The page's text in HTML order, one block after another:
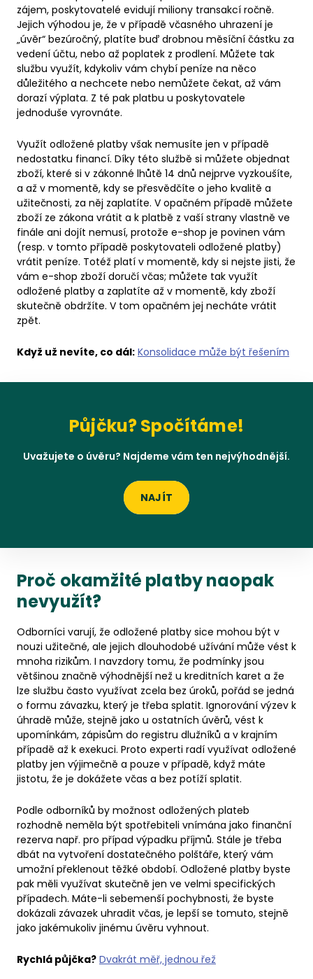
zájem, poskytovatelé evidují miliony transakcí ročně.
Jejich výhodou je, že v případě včasného uhrazení je
„úvěr“ bezúročný, platíte buď drobnou měsíční částku za
vedení účtu, nebo až poplatek z prodlení. Můžete tak
službu využít, kdykoliv vám chybí peníze na něco
důležitého a nechcete nebo nemůžete čekat, až vám
dorazí výplata. Z té pak platbu u poskytovatele
jednoduše vyrovnáte.
Využít odložené platby však nemusíte jen v případě
nedostatku financí. Díky této službě si můžete objednat
zboží, které si v zákonné lhůtě 14 dnů nejprve vyzkoušíte,
a až v momentě, kdy se přesvědčíte o jeho kvalitě a
užitečnosti, za něj zaplatíte. V opačném případě můžete
zboží ze zákona vrátit a k platbě z vaší strany vlastně ve
finále ani dojít nemusí, protože e-shop je povinen vám
(resp. v tomto případě poskytovateli odložené platby)
vrátit peníze. Totéž platí v momentě, kdy si nejste jisti, že
vám e-shop zboží doručí včas; můžete tak využít
odložené platby a zaplatíte až v momentě, kdy zboží
skutečně obdržíte. V tom opačném jej necháte vrátit
zpět.
Když už nevíte, co dál: Konsolidace může být řešením
Půjčku? Spočítáme!
Uvažujete o úvěru? Najdeme vám ten nejvýhodnější.
NAJÍT
Proč okamžité platby naopak
nevyužít?
Odborníci varují, že odložené platby sice mohou být v
nouzi užitečné, ale jejich dlouhodobé užívání může vést k
mnoha rizikům. I navzdory tomu, že podmínky jsou
většinou značně výhodnější než u kreditních karet a že
lze službu často využívat zcela bez úroků, pořád se jedná
o formu závazku, který je třeba splatit. Ignorování výzev k
úhradě může, stejně jako u ostatních úvěrů, vést k
upomínkám, zápisům do registru dlužníků a v krajním
případě až k exekuci. Proto experti radí využívat odložené
platby jen výjimečně a pouze v případě, když máte
jistotu, že je dokážete včas a bez potíží splatit.
Podle odborníků by možnost odložených plateb
rozhodně neměla být spotřebiteli vnímána jako finanční
rezerva např. pro případ výpadku příjmů. Stále je třeba
dbát na vytvoření dostatečného polštáře, který vám
umožní překlenout těžké období. Odložené platby byste
pak měli využívat skutečně jen ve velmi specifických
případech. Máte-li sebemenší pochybnosti, že byste
dokázali závazek uhradit včas, je lepší se tomuto, stejně
jako jakémukoliv jinému úvěru vyhnout.
Rychlá půjčka? Dvakrát měř, jednou řež